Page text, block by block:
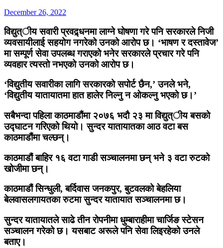
December 26, 2022
विद्युत्ीय सवारी प्रवद्र्धनमा लाग्ने घोषणा गरे पनि सरकारले निजी
व्यवसायीलाई सहयोग नगरेको उनको आरोप छ। ‘भाषण र दस्तावेज’
मा सम्पूर्ण सेवा उपलब्ध गराएको भनेर सरकारले प्रचार गरे पनि
व्यवहार त्यस्तो नभएको उनको आरोप छ।
‘विद्युतीय सवारीका लागि सरकारको सपोर्ट छैन,’ उनले भने,
‘विद्युतीय यातायातमा हात हालेर निल्नु न ओकल्नु भएको छ।’
सबैभन्दा पहिला काठमाडौंमा २०७६ भदौ २३ मा विद्युत्ीय बसको
उद्घाटन गरिएको थियो। सुन्दर यातायातका आठ वटा बस
काठमाडौंमा चल्छन्।
काठमाडौं बाहिर १६ वटा गाडी सञ्चालनमा छन् भने ३ वटा रुटको
खोजीमा छन्।
काठमाडौं सिन्धुली, बर्दिवास जनकपुर, बुटवलको बेहलिया
बेलवासलगायतका रुटमा सुन्दर यातायात सञ्चालनमा छ।
सुन्दर यातायातले साढे तीन रोपनीमा धुम्बाराहीमा चार्जिङ स्टेसन
सञ्चालन गरेको छ। यसबाट अरूले पनि सेवा लिइरहेको उनले
बताए।